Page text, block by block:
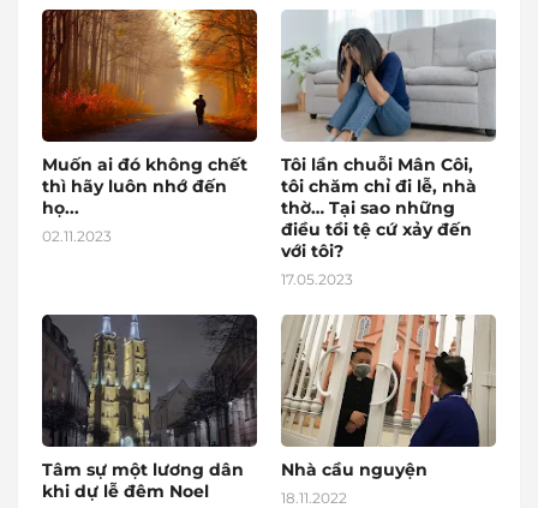
Muốn ai đó không chết
thì hãy luôn nhớ đến
họ...
02.11.2023
Tôi lần chuỗi Mân Côi,
tôi chăm chỉ đi lễ, nhà
thờ… Tại sao những
điều tồi tệ cứ xảy đến
với tôi?
17.05.2023
Tâm sự một lương dân
khi dự lễ đêm Noel
Nhà cầu nguyện
18.11.2022